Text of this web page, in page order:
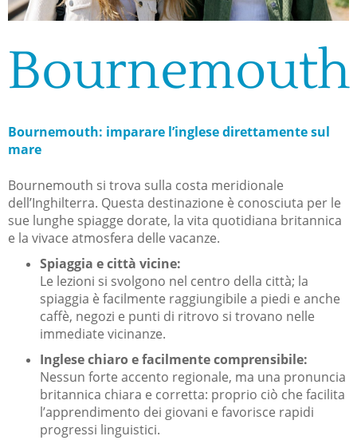
Bournemouth
Bournemouth: imparare l’inglese direttamente sul
mare
Bournemouth si trova sulla costa meridionale
dell’Inghilterra. Questa destinazione è conosciuta per le
sue lunghe spiagge dorate, la vita quotidiana britannica
e la vivace atmosfera delle vacanze.
Spiaggia e città vicine:
Le lezioni si svolgono nel centro della città; la
spiaggia è facilmente raggiungibile a piedi e anche
caffè, negozi e punti di ritrovo si trovano nelle
immediate vicinanze.
Inglese chiaro e facilmente comprensibile:
Nessun forte accento regionale, ma una pronuncia
britannica chiara e corretta: proprio ciò che facilita
l’apprendimento dei giovani e favorisce rapidi
progressi linguistici.